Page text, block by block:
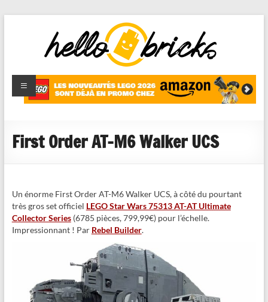
HelloBricks
Blog LEGO,
nouveaut�s
reviews
First Order AT-M6 Walker UCS
Un énorme First Order AT-M6 Walker UCS, à côté du pourtant
très gros set officiel LEGO Star Wars 75313 AT-AT Ultimate
Collector Series(6785 pièces, 799,99€) pour l’échelle.
Impressionnant ! Par Rebel Builder.